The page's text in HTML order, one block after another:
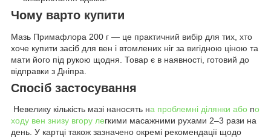
Чому варто купити
Мазь Примафлора 200 г — це практичний вибір для тих, хто
хоче купити засіб для вен і втомлених ніг за вигідною ціною та
мати його під рукою щодня. Товар є в наявності, готовий до
відправки з Дніпра.
Спосіб застосування
Невелику кількість мазі наносять на проблемні ділянки або по
ходу вен знизу вгору легкими масажними рухами 2–3 рази на
день. У картці також зазначено окремі рекомендації щодо